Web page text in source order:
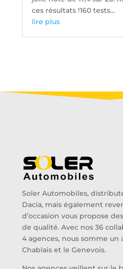
ces résultats !160 tests...
lire plus
Soler Automobiles,
Dacia, mais également
d’occasion vous propose
de qualité. Avec nos 36
4 agences, nous somme un
Chablais et le Genevois.